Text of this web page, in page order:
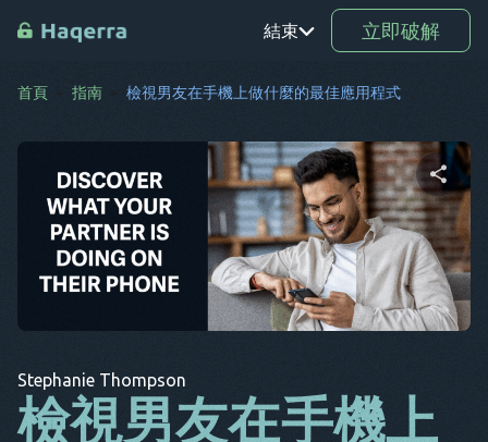
結束
TR
RO
驅動程
式
SV
AR
立即破解
首頁 指南 檢視男友在手機上做什麼的最佳應用程式
分享這篇文章
臉書 複製連結
Stephanie Thompson
檢視男友在手機上